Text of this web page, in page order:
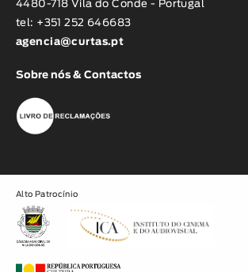
4480-718 Vila do Conde - Portugal
tel: +351 252 646683
agencia@curtas.pt
Sobre nós & Contactos
Alto Patrocínio